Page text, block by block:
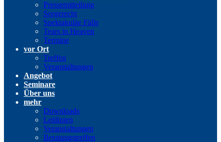
Pressemitteilung
Sorgerecht
Spektakuläe Fälle
Tears in Heaven
Termine
vor Ort
Treffen
Veranstaltungen
Angebot
Seminare
Über uns
mehr
Downloads
Leitlinien
Veranstaltungen
Beratungstreffen